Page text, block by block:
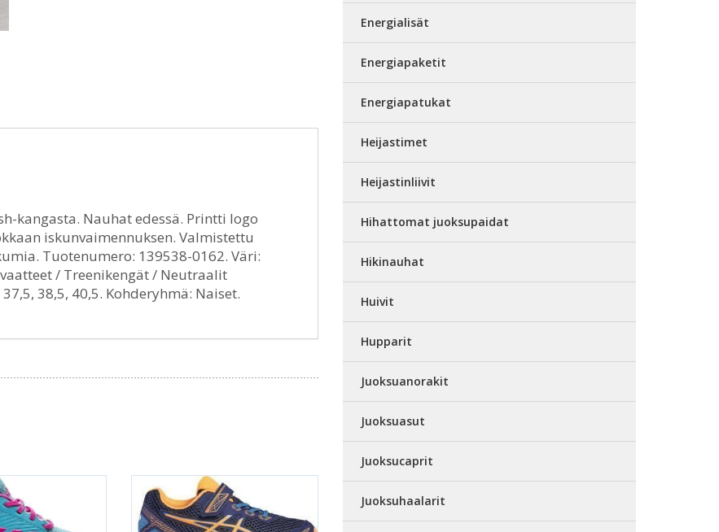
kangasta. Nauhat edessä. Printti logo
iskunvaimennuksen. Valmistettu
Tuotenumero: 139538-0162. Väri:
/ Treenikengät / Neutraalit
38,5, 40,5. Kohderyhmä: Naiset.
Energialisät
Energiapaketit
Energiapatukat
Heijastimet
Heijastinliivit
Hihattomat juoksupaidat
Hikinauhat
Huivit
Hupparit
Juoksuanorakit
Juoksuasut
Juoksucaprit
Juoksuhaalarit